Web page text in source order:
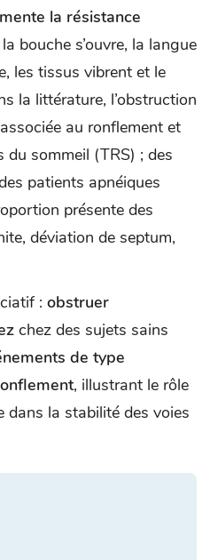
la résistance
bouche s’ouvre, la langue
les tissus vibrent et le
la littérature, l’obstruction
au ronflement et
sommeil (TRS) ; des
patients apnéiques
présente des
déviation de septum,
: obstruer
chez des sujets sains
de type
, illustrant le rôle
dans la stabilité des voies